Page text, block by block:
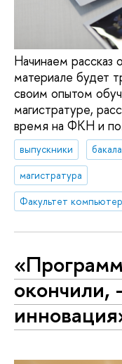
Начинаем рассказ
материале будет
своим опытом
магистратуре,
время на ФКН и
выпускники
магистратура
Факультет
окончили,